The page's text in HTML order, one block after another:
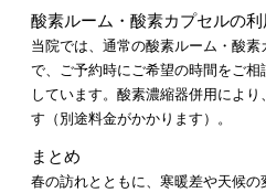
酸素ルーム・酸素カプセルの
当院では、通常の酸素ルーム・酸
で、ご予約時にご希望の時間をご
しています。酸素濃縮器併用によ
す（別途料金がかかります）。
まとめ
春の訪れとともに、寒暖差や天候